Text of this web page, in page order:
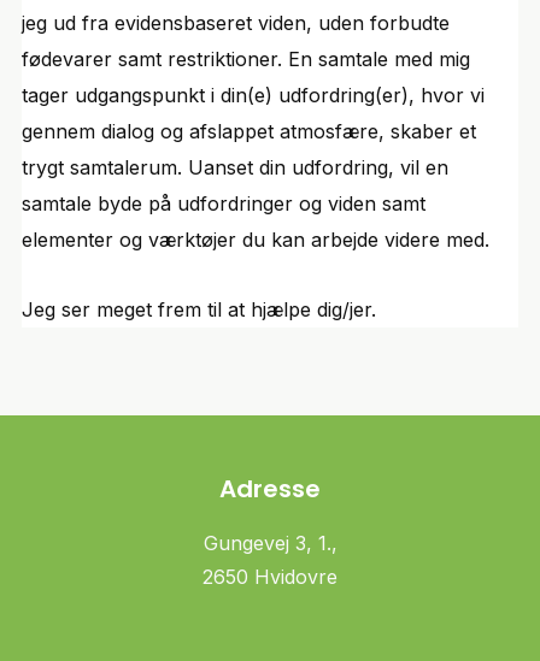
jeg ud fra evidensbaseret viden, uden forbudte
fødevarer samt restriktioner. En samtale med mig
tager udgangspunkt i din(e) udfordring(er), hvor vi
gennem dialog og afslappet atmosfære, skaber et
trygt samtalerum. Uanset din udfordring, vil en
samtale byde på udfordringer og viden samt
elementer og værktøjer du kan arbejde videre med.
Jeg ser meget frem til at hjælpe dig/jer.
Adresse
Gungevej 3, 1.,
2650 Hvidovre